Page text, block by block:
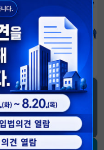
모두의 1년
SNS 소식
터(X)
유튜브인스타그램